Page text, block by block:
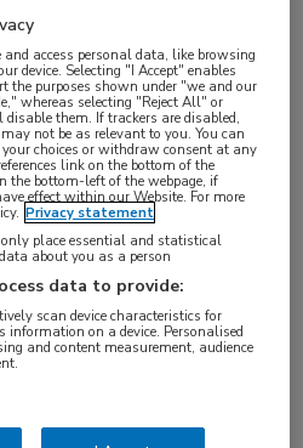
and access personal data, like browsing
device. Selecting "I Accept" enables
the purposes shown under "we and our
whereas selecting "Reject All" or
them. If trackers are disabled,
not be as relevant to you. You can
choices or withdraw consent at any
link on the bottom of the
the bottom-left of the webpage, if
effect within our Website. For more
Privacy statement
place essential and statistical
about you as a person
data to provide:
scan device characteristics for
information on a device. Personalised
and content measurement, audience